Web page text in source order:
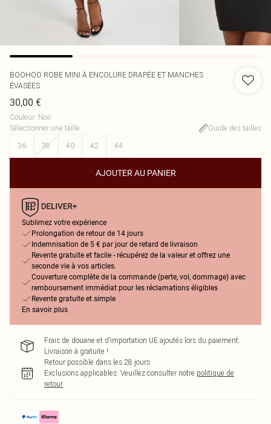
BOOHOO ROBE MINI À ENCOLURE DRAPÉE ET MANCHES
ÉVASÉES
30,00 €
Couleur: Noir
Sélectionner une taille:
Guide des tailles
36
38 40 42 44
AJOUTER AU PANIER
Sublimez votre expérience
Prolongation de retour de 14 jours
Indemnisation de 5 € par jour de retard de livraison
Revente gratuite et facile - récupérez de la valeur et offrez une
seconde vie à vos articles.
Couverture complète de la commande (perte, vol, dommage) avec
remboursement immédiat pour les réclamations éligibles
Revente gratuite et simple
En savoir plus
Frais de douane et d’importation UE ajoutés lors du paiement.
Livraison à gratuite !
Retour possible dans les 28 jours
Exclusions applicables. Veuillez consulter notre politique de
retour